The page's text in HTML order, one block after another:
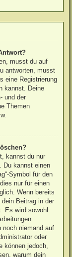
musst du auf
antworten, musst
eine Registrierung
kannst. Deine
und der
Themen
kannst du nur
Du kannst einen
Symbol für den
nur für einen
Wenn bereits
Beitrag in der
Es wird sowohl
noch niemand auf
oder
können jedoch,
warum dein